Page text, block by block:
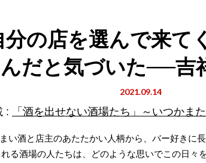
の店を選んで来て
だと気づいた──吉
2021.09.14
: 「酒を出せない酒場たち」～いつかま
い酒と店主のあたたかい人柄から、バー好きに
る酒場の人たちは、どのような思いでこの日々